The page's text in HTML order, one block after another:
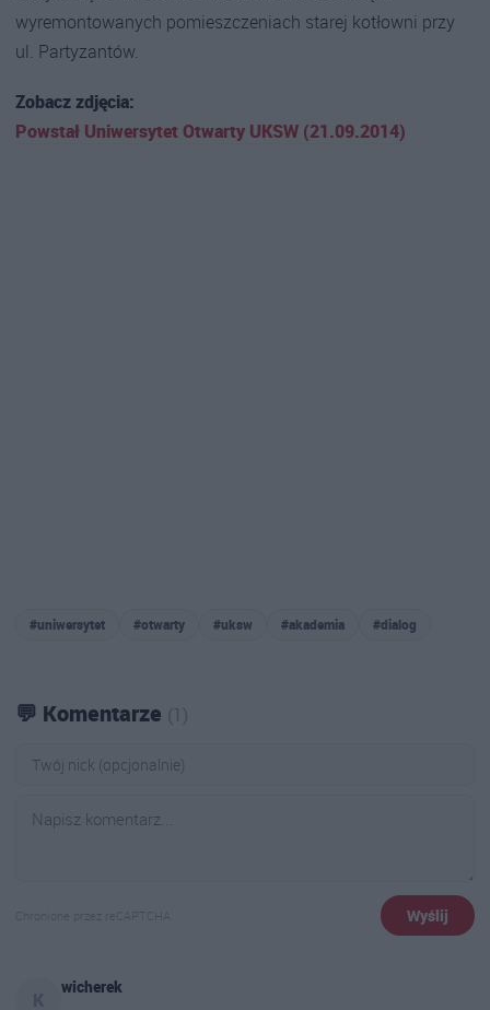
wyremontowanych pomieszczeniach starej kotłowni przy
ul. Partyzantów.
Zobacz zdjęcia:
Powstał Uniwersytet Otwarty UKSW (21.09.2014)
#uniwersytet #otwarty #uksw #akademia #dialog
💬 Komentarze (1)
Chronione przez reCAPTCHA Wyślij
wicherek